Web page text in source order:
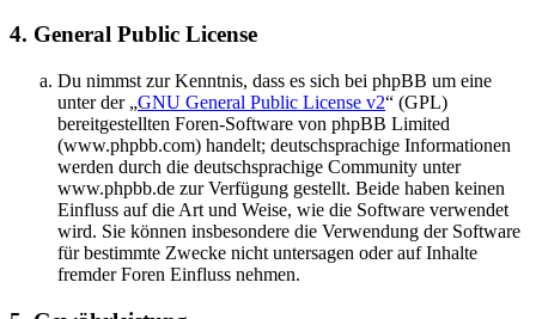
4. General Public License
Du nimmst zur Kenntnis, dass es sich bei phpBB um eine
unter der „GNU General Public License v2“ (GPL)
bereitgestellten Foren-Software von phpBB Limited
(www.phpbb.com) handelt; deutschsprachige Informationen
werden durch die deutschsprachige Community unter
www.phpbb.de zur Verfügung gestellt. Beide haben keinen
Einfluss auf die Art und Weise, wie die Software verwendet
wird. Sie können insbesondere die Verwendung der Software
für bestimmte Zwecke nicht untersagen oder auf Inhalte
fremder Foren Einfluss nehmen.